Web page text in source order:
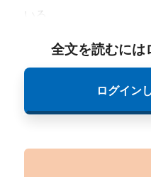
いる。
全文を読むには
ログイン